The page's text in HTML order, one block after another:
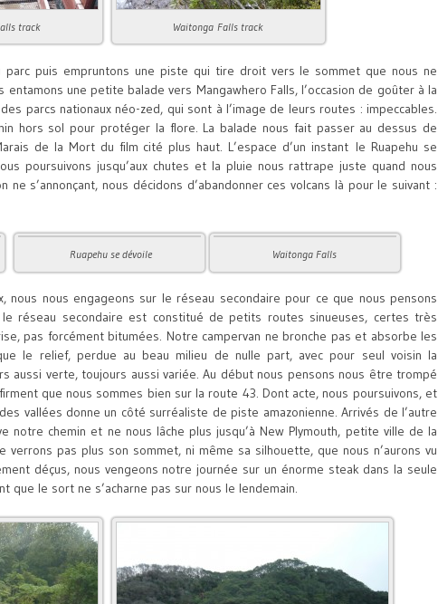
track Waitonga Falls track
parc puis empruntons une piste qui tire droit vers le sommet que nous ne
entamons une petite balade vers Mangawhero Falls, l’occasion de goûter à la
parcs nationaux néo-zed, qui sont à l’image de leurs routes : impeccables.
hors sol pour protéger la flore. La balade nous fait passer au dessus de
de la Mort du film cité plus haut. L’espace d’un instant le Ruapehu se
poursuivons jusqu’aux chutes et la pluie nous rattrape juste quand nous
ne s’annonçant, nous décidons d’abandonner ces volcans là pour le suivant :
Ruapehu se dévoile Waitonga Falls
nous nous engageons sur le réseau secondaire pour ce que nous pensons
réseau secondaire est constitué de petits routes sinueuses, certes très
pas forcément bitumées. Notre campervan ne bronche pas et absorbe les
le relief, perdue au beau milieu de nulle part, avec pour seul voisin la
aussi verte, toujours aussi variée. Au début nous pensons nous être trompé
que nous sommes bien sur la route 43. Dont acte, nous poursuivons, et
vallées donne un côté surréaliste de piste amazonienne. Arrivés de l’autre
notre chemin et ne nous lâche plus jusqu’à New Plymouth, petite ville de la
verrons pas plus son sommet, ni même sa silhouette, que nous n’aurons vu
déçus, nous vengeons notre journée sur un énorme steak dans la seule
que le sort ne s’acharne pas sur nous le lendemain.